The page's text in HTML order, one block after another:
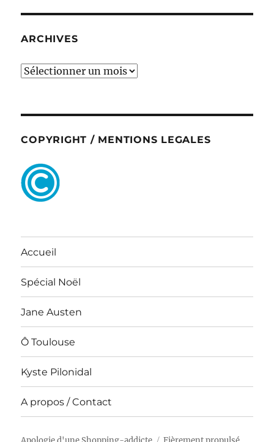
ARCHIVES
ARCHIVES
COPYRIGHT / MENTIONS LEGALES
Accueil
Spécial Noël
Jane Austen
Ô Toulouse
Kyste Pilonidal
A propos / Contact